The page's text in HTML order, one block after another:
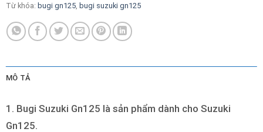
Từ khóa: bugi gn125, bugi suzuki gn125
MÔ TẢ
1. Bugi Suzuki Gn125 là sản phẩm dành cho Suzuki
Gn125.